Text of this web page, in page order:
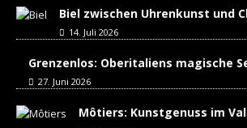
Biel zwischen Uhrenkunst und
14. Juli 2026
Grenzenlos: Oberitaliens magische
27. Juni 2026
Môtiers: Kunstgenuss im